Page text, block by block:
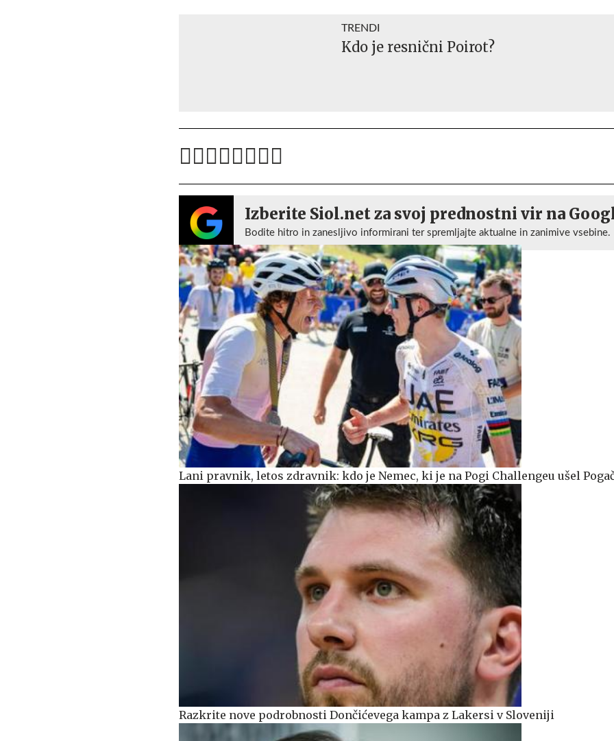
TRENDI
Kdo je resnični Poirot?
Izberite Siol.net za svoj prednostni vir na
Bodite hitro in zanesljivo informirani ter spremljajte aktualne in zanimive vsebine.
Lani pravnik, letos zdravnik: kdo je Nemec, ki je na Pogi Challengeu ušel
Razkrite nove podrobnosti Dončićevega kampa z Lakersi v Sloveniji